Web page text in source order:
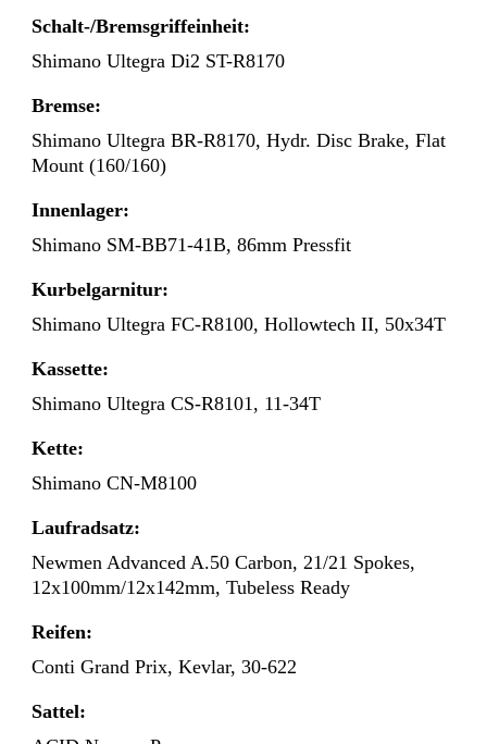
Schalt-/Bremsgriffeinheit:
Shimano Ultegra Di2 ST-R8170
Bremse:
Shimano Ultegra BR-R8170, Hydr. Disc Brake, Flat
Mount (160/160)
Innenlager:
Shimano SM-BB71-41B, 86mm Pressfit
Kurbelgarnitur:
Shimano Ultegra FC-R8100, Hollowtech II, 50x34T
Kassette:
Shimano Ultegra CS-R8101, 11-34T
Kette:
Shimano CN-M8100
Laufradsatz:
Newmen Advanced A.50 Carbon, 21/21 Spokes,
12x100mm/12x142mm, Tubeless Ready
Reifen:
Conti Grand Prix, Kevlar, 30-622
Sattel: